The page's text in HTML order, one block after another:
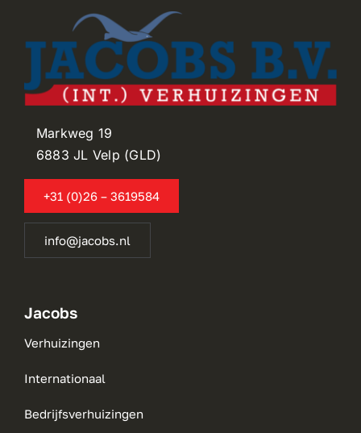
Markweg 19
6883 JL Velp (GLD)
+31 (0)26 – 3619584
info@jacobs.nl
Jacobs
Verhuizingen
Internationaal
Bedrijfsverhuizingen